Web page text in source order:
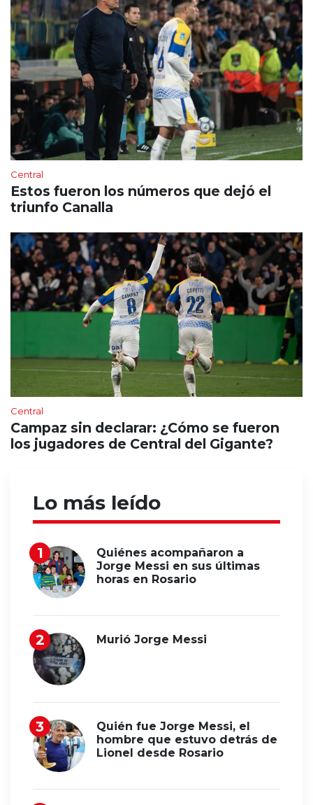
Central
Estos fueron los números que dejó el
triunfo Canalla
Central
Campaz sin declarar: ¿Cómo se fueron
los jugadores de Central del Gigante?
Lo más leído
Quiénes acompañaron a
Jorge Messi en sus últimas
horas en Rosario
Murió Jorge Messi
Quién fue Jorge Messi, el
hombre que estuvo detrás de
Lionel desde Rosario